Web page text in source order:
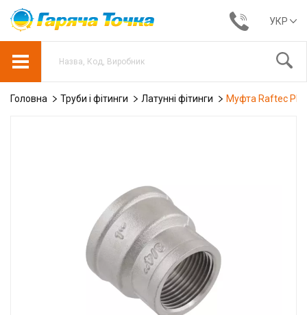
УКР
Головна Труби і фітинги Латунні фітинги Муфта Raftec